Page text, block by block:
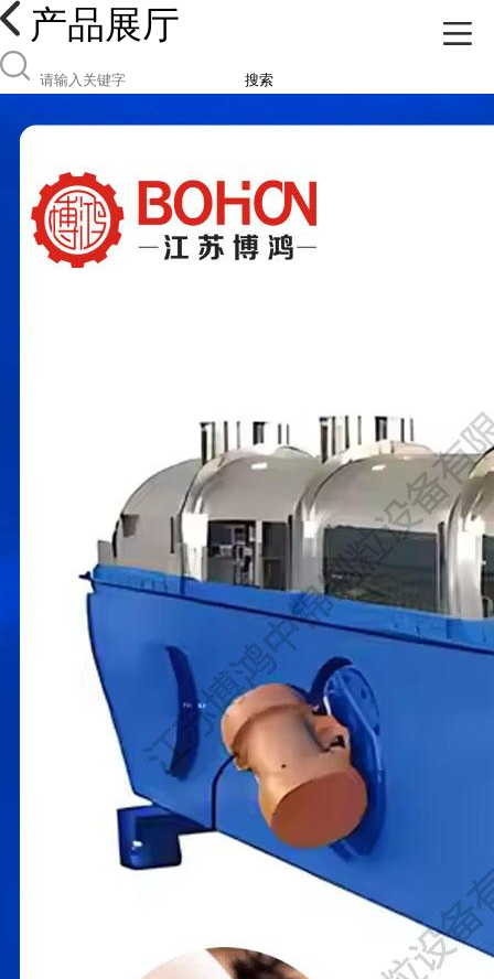
产品展厅
搜索